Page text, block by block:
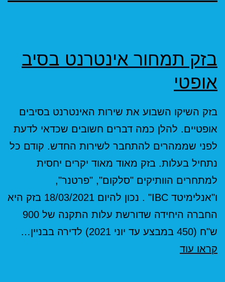
בזק תמחור אינטרנט בסיב
אופטי
בזק השיקו השבוע את שירות האינטרנט בסיבים
אופטיים. להלן כמה דברים חשובים שכדאי לדעת
לפני שממהרים להתחבר לשירות החדש. קודם כל
נתחיל בעלות. בזק מאוד מאוד יקרים יחסית
למתחרים הוותיקים "סלקום", "פרטנר",
ו"אנלימיטד IBC" . נכון להיום 18/03/2021 בזק היא
החברה היחידה שדורשת עלות התקנה של 900
ש"ח (450 במבצע עד יוני 2021) לדירה בבניין…
קראו עודבזק